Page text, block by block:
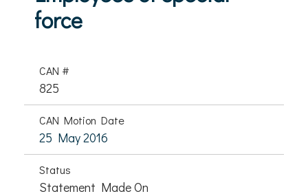
force
CAN #
825
CAN Motion Date
25 May 2016
Status
Statement Made On